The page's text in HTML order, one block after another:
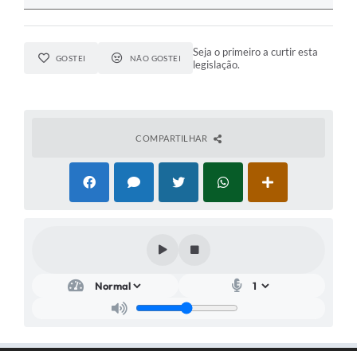
Pesquisa de Satisfação
Obras
Contas Públicas
Planejamento Editorial Prefeitura municipal
GOSTEI NÃO GOSTEI
Seja o primeiro a curtir esta
legislação.
COMPARTILHAR